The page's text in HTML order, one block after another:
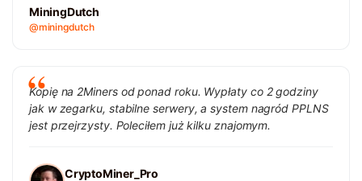
MiningDutch
@miningdutch
Kopię na 2Miners od ponad roku. Wypłaty co 2 godziny
jak w zegarku, stabilne serwery, a system nagród PPLNS
jest przejrzysty. Poleciłem już kilku znajomym.
CryptoMiner_Pro